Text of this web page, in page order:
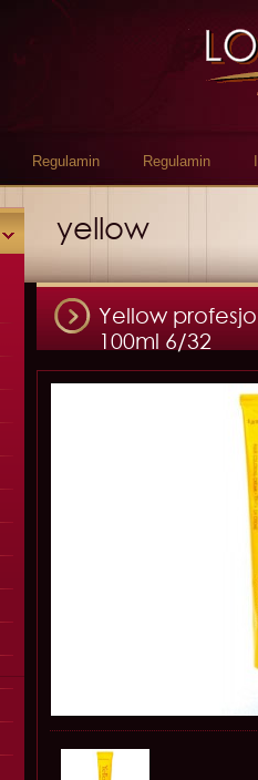
Regulamin Regulamin
yellow
Yellow
100ml 6/32